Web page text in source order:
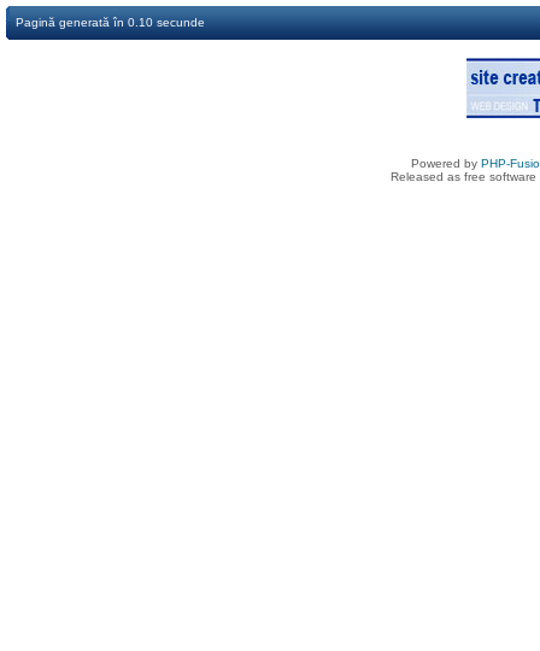
Pagină generată în 0.10 secunde
Powered by PHP-
Released as free